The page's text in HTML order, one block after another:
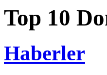
Top 10
Haberler